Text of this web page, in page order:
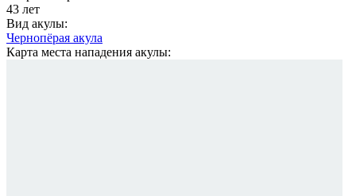
43 лет
Вид акулы:
Чернопёрая акула
Карта места нападения акулы: